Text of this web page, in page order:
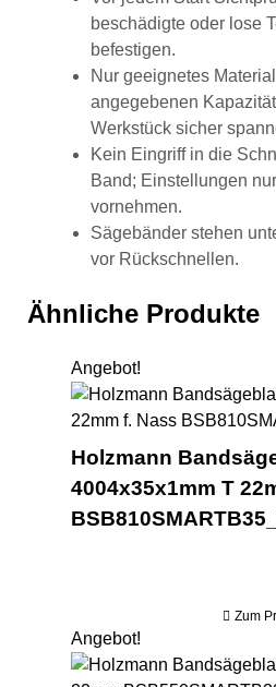
beschädigte oder lose
befestigen.
Nur geeignetes
angegebenen
Werkstück sicher
Kein Eingriff in die
Band; Einstellungen
vornehmen.
Sägebänder stehen
vor Rückschnellen.
Ähnliche Produkte
Angebot!
Holzmann
4004x35x1mm T
Zum
Angebot!